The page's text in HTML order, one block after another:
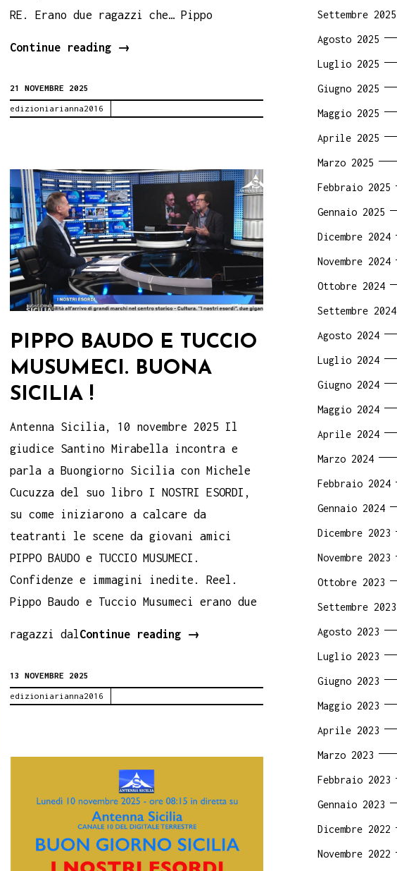
RE. Erano due ragazzi che… Pippo
Continue reading
erano
→
21 NOVEMBRE 2025
edizioniarianna2016
PIPPO BAUDO E TUCCIO
MUSUMECI. BUONA
SICILIA !
Antenna Sicilia, 10 novembre 2025 Il
giudice Santino Mirabella incontra e
parla a Buongiorno Sicilia con Michele
Cucuzza del suo libro I NOSTRI ESORDI,
su come iniziarono a calcare da
teatranti le scene da giovani amici
PIPPO BAUDO e TUCCIO MUSUMECI.
Confidenze e immagini inedite. Reel.
Pippo Baudo e Tuccio Musumeci erano due
ragazzi dalContinue reading
Pippo
→
13 NOVEMBRE 2025
edizioniarianna2016
Settembre 2025
Agosto 2025
Luglio 2025
Giugno 2025
Maggio 2025
Aprile 2025
Marzo 2025
Febbraio 2025
Gennaio 2025
Dicembre 2024
Novembre 2024
Ottobre 2024
Settembre 2024
Agosto 2024
Luglio 2024
Giugno 2024
Maggio 2024
Aprile 2024
Marzo 2024
Febbraio 2024
Gennaio 2024
Dicembre 2023
Novembre 2023
Ottobre 2023
Settembre 2023
Agosto 2023
Luglio 2023
Giugno 2023
Maggio 2023
Aprile 2023
Marzo 2023
Febbraio 2023
Gennaio 2023
Dicembre 2022
Novembre 2022